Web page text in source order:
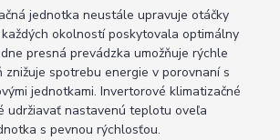
jednotka neustále upravuje otáčky
okolností poskytovala optimálny
presná prevádzka umožňuje rýchle
spotrebu energie v porovnaní s
jednotkami. Invertorové klimatizačné
udržiavať nastavenú teplotu oveľa
s pevnou rýchlosťou.